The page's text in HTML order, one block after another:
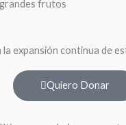
frutos
expansión continua de
Quiero Donar